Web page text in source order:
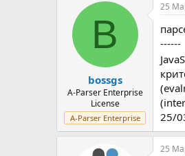
B
bossgs
A-Parser Enterprise
License
A-Parser Enterprise
25
------
25/
25